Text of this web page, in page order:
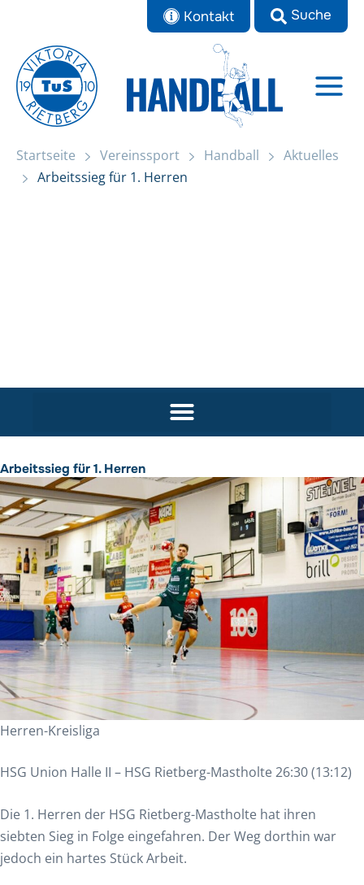
springen
Kontakt
Startseite Arbeitssieg für 1. Herren
Startseite Vereinssport Handball
Aktuelles
Arbeitssieg für 1. Herren
Arbeitssieg für 1. Herren
Herren-Kreisliga
HSG Union Halle II – HSG Rietberg-Mastholte 26:30 (13:12)
Die 1. Herren der HSG Rietberg-Mastholte hat ihren
siebten Sieg in Folge eingefahren. Der Weg dorthin war
jedoch ein hartes Stück Arbeit.